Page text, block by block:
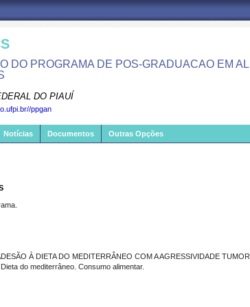
DO PROGRAMA DE POS-GRADUACAO EM
DO PIAUÍ
ppgan
Notícias Documentos Outras Opções
À DIETA DO MEDITERRÂNEO COM A AGRESSIVIDADE
do mediterrâneo. Consumo alimentar.